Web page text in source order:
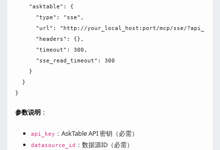
    "asktable": {
      "type": "sse",
"url": "http://your_local_host:port/mcp/sse/
      "headers": {},
      "timeout": 300,
      "sse_read_timeout": 300
    }
  }
参数说明 ：
api_key ：AskTable API 密钥（必需）
datasource_id ：数据源ID（必需）